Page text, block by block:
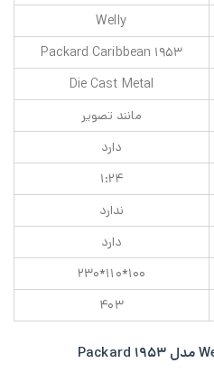
Welly
۱۹۵۳ Packard Caribbean
Die Cast Metal
مانند تصویر
دارد
۱:۲۴
ندارد
دارد
۱۰۰*۱۱۰*۲۳۰
۴۰۳
ماشین Welly مدل ۱۹۵۳ Packard